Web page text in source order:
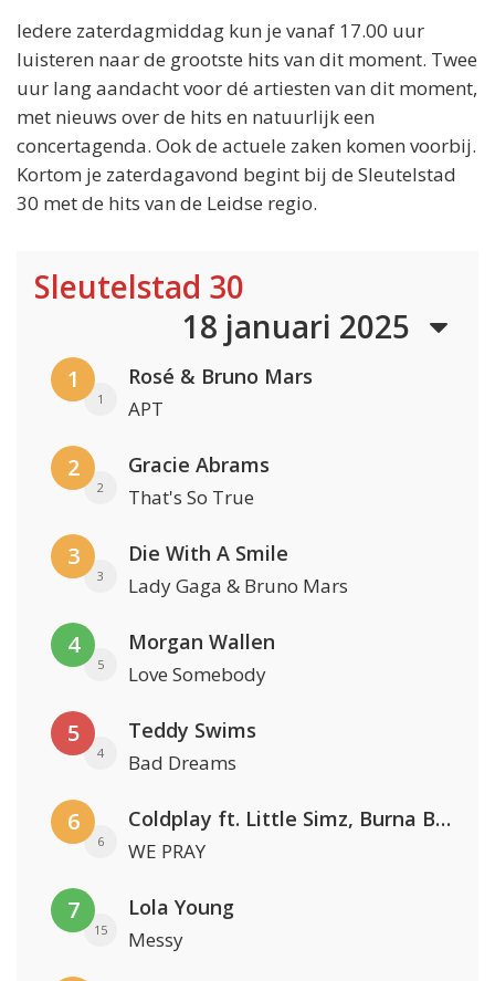
Iedere zaterdagmiddag kun je vanaf 17.00 uur
luisteren naar de grootste hits van dit moment. Twee
uur lang aandacht voor dé artiesten van dit moment,
met nieuws over de hits en natuurlijk een
concertagenda. Ook de actuele zaken komen voorbij.
Kortom je zaterdagavond begint bij de Sleutelstad
30 met de hits van de Leidse regio.
Sleutelstad 30
18 januari 2025
1
1
Rosé & Bruno Mars
APT
2
2
Gracie Abrams
That's So True
3
3
Die With A Smile
Lady Gaga & Bruno Mars
4
5
Morgan Wallen
Love Somebody
5
4
Teddy Swims
Bad Dreams
6
6
Coldplay ft. Little Simz, Burna Boy, Elyanna & Tini
WE PRAY
7
15
Lola Young
Messy